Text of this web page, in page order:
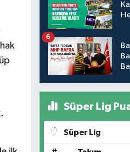
6
Süper Lig
Süper Lig